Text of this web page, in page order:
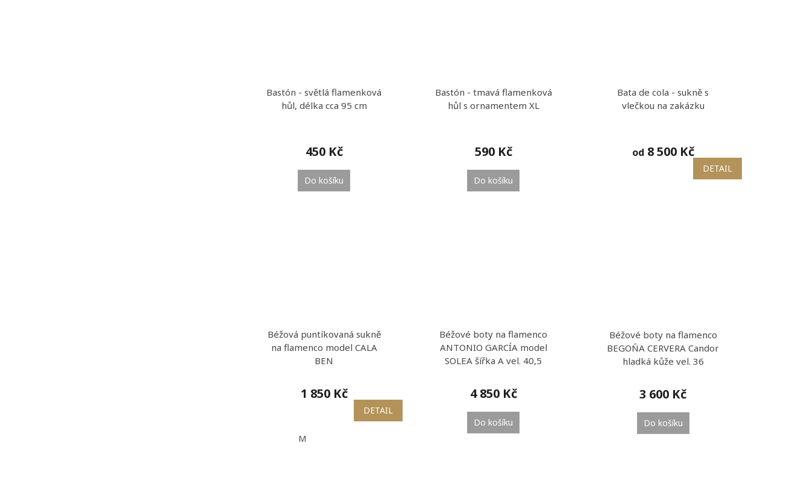
Bastón - světlá flamenková
hůl, délka cca 95 cm
450 Kč
Do košíku
Bastón - tmavá flamenková
hůl s ornamentem XL
590 Kč
Do košíku
Bata de cola - sukně s
vlečkou na zakázku
od 8 500 Kč
DETAIL
Béžová puntíkovaná sukně
na flamenco model CALA
BEN
1 850 Kč
DETAIL
M
Béžové boty na flamenco
ANTONIO GARCÍA model
SOLEA šířka A vel. 40,5
4 850 Kč
Do košíku
Béžové boty na flamenco
BEGOÑA CERVERA Candor
hladká kůže vel. 36
3 600 Kč
Do košíku